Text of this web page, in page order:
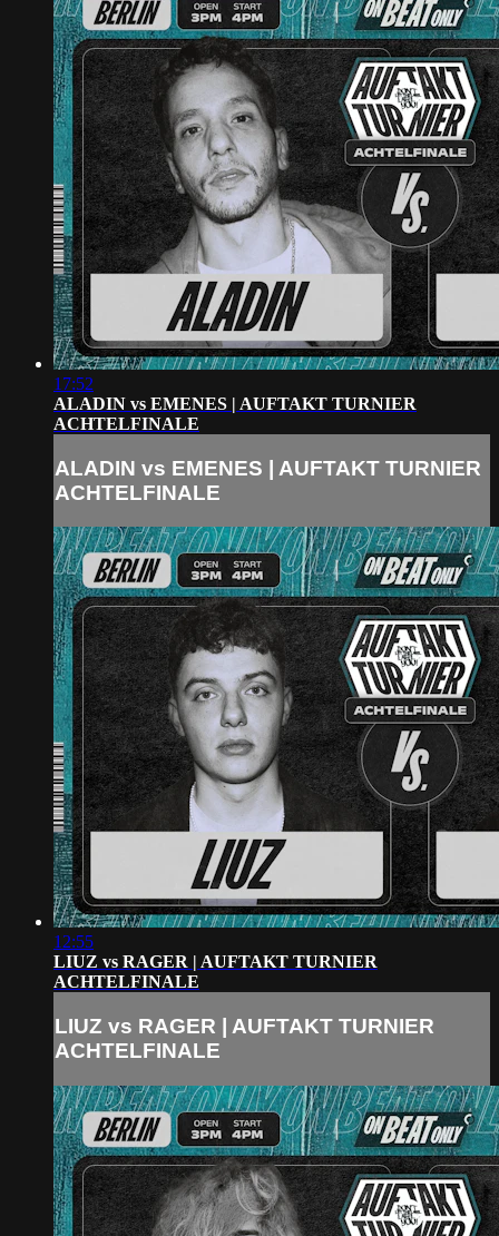
17:52
ALADIN vs EMENES | AUFTAKT TURNIER
ACHTELFINALE
ALADIN vs EMENES | AUFTAKT TURNIER
ACHTELFINALE
12:55
LIUZ vs RAGER | AUFTAKT TURNIER
ACHTELFINALE
LIUZ vs RAGER | AUFTAKT TURNIER
ACHTELFINALE